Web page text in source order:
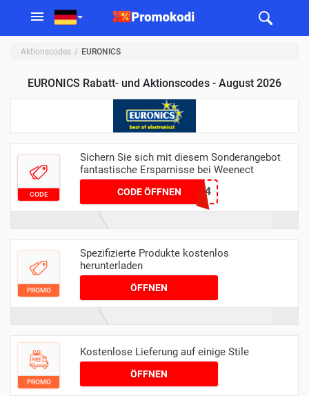
Aktionscodes EURONICS
EURONICS Rabatt- und Aktionscodes - August 2026
CODE
Sichern Sie sich mit diesem Sonderangebot
fantastische Ersparnisse bei Weenect
CODE ÖFFNENSEPT24
PROMO
Spezifizierte Produkte kostenlos
herunterladen
ÖFFNEN
PROMO
Kostenlose Lieferung auf einige Stile
ÖFFNEN